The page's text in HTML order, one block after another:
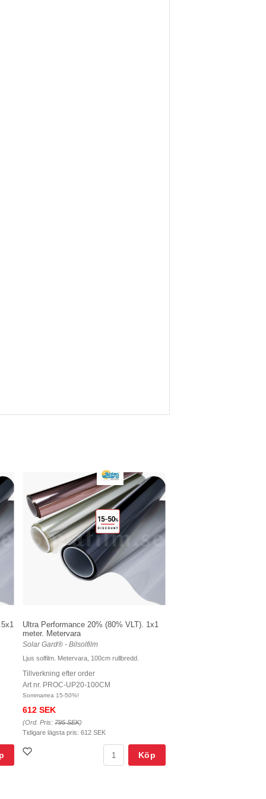
Ultra Performance 20% (80% VLT). 1x1
meter. Metervara
Solar Gard® - Bilsolfilm
Ljus solfilm. Metervara, 100cm rullbredd.
Tillverkning efter order
Art nr. PROC-UP20-100CM
Sommarrea 15-50%!
612 SEK
(Ord. Pris: 795 SEK)
Tidigare lägsta pris: 612 SEK
Köp